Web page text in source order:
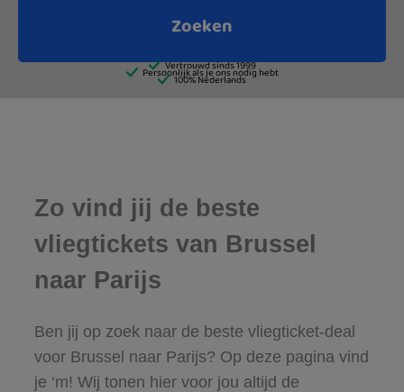
Zo vind jij de beste
vliegtickets van Brussel
naar Parijs
Ben jij op zoek naar de beste vliegticket-deal
voor Brussel naar Parijs? Op deze pagina vind
je ‘m! Wij tonen hier voor jou altijd de